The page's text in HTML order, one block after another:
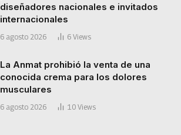
diseñadores nacionales e invitados
internacionales
6 agosto 2026 6 Views
La Anmat prohibió la venta de una
conocida crema para los dolores
musculares
6 agosto 2026 10 Views